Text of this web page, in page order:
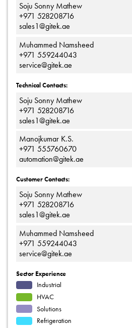
Soju Sonny Mathew
+971 528208716
sales1@gitek.ae
Muhammed Namsheed
+971 559244043
service@gitek.ae
Technical Contacts:
Soju Sonny Mathew
+971 528208716
sales1@gitek.ae
Manojkumar K.S.
+971 555760670
automation@gitek.ae
Customer Contacts:
Soju Sonny Mathew
+971 528208716
sales1@gitek.ae
Muhammed Namsheed
+971 559244043
service@gitek.ae
Sector Experience
Industrial
HVAC
Solutions
Refrigeration